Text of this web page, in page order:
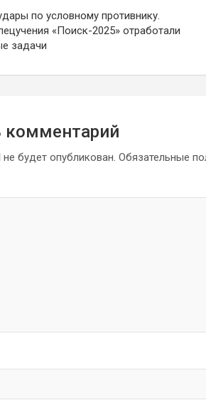
по условному противнику.
«Поиск-2025» отработали
задачи
комментарий
будет опубликован. Обязательные